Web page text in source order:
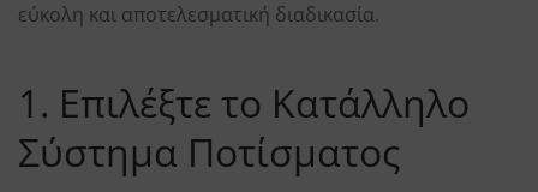
εύκολη και αποτελεσματική διαδικασία.
1. Επιλέξτε το Κατάλληλο
Σύστημα Ποτίσματος